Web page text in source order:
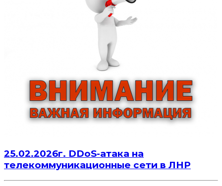
25.02.2026г. DDoS-атака на
телекоммуникационные сети в ЛНР